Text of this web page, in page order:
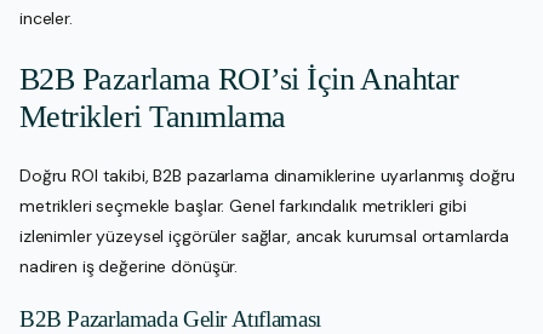
inceler.
B2B Pazarlama ROI’si İçin Anahtar
Metrikleri Tanımlama
Doğru ROI takibi, B2B pazarlama dinamiklerine uyarlanmış doğru
metrikleri seçmekle başlar. Genel farkındalık metrikleri gibi
izlenimler yüzeysel içgörüler sağlar, ancak kurumsal ortamlarda
nadiren iş değerine dönüşür.
B2B Pazarlamada Gelir Atıflaması